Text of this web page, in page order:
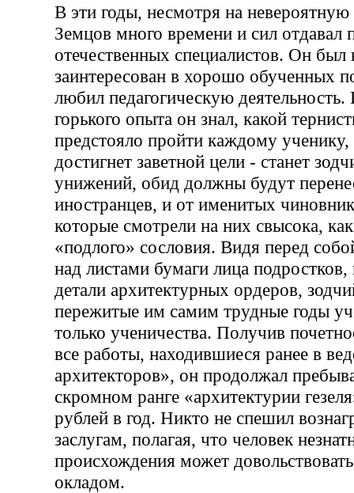
В эти годы, несмотря на невероятную
Земцов много времени и сил отдавал
отечественных специалистов. Он был
заинтересован в хорошо обученных
любил педагогическую деятельность.
горького опыта он знал, какой
предстояло пройти каждому
достигнет заветной цели - станет
унижений, обид должны будут
иностранцев, и от именитых
которые смотрели на них свысока,
«подлого» сословия. Видя перед
над листами бумаги лица
детали архитектурных ордеров,
пережитые им самим трудные годы
только ученичества. Получив
все работы, находившиеся ранее в
архитекторов», он продолжал
скромном ранге «архитектурии
рублей в год. Никто не спешил
заслугам, полагая, что человек
происхождения может
окладом.